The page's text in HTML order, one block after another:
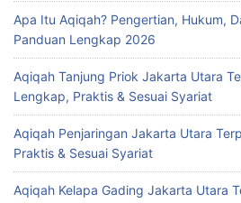
Apa Itu Aqiqah? Pengertian, Hukum,
Panduan Lengkap 2026
Aqiqah Tanjung Priok Jakarta Utara
Lengkap, Praktis & Sesuai Syariat
Aqiqah Penjaringan Jakarta Utara
Praktis & Sesuai Syariat
Aqiqah Kelapa Gading Jakarta Utara